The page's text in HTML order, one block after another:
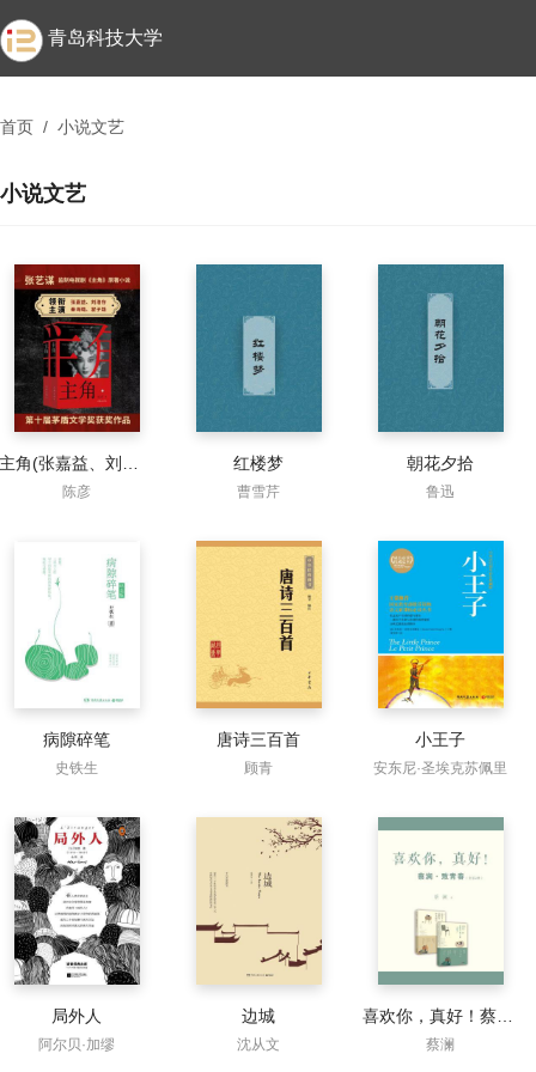
青岛科技大学
首页 / 小说文艺
小说文艺
陈彦
红楼梦
曹雪芹
朝花夕拾
鲁迅
病隙碎笔
史铁生
唐诗三百首
顾青
小王子
安东尼·圣埃克苏佩里
局外人
阿尔贝·加缪
边城
沈从文 蔡澜